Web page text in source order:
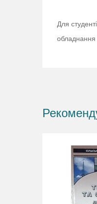
Для
обладнання